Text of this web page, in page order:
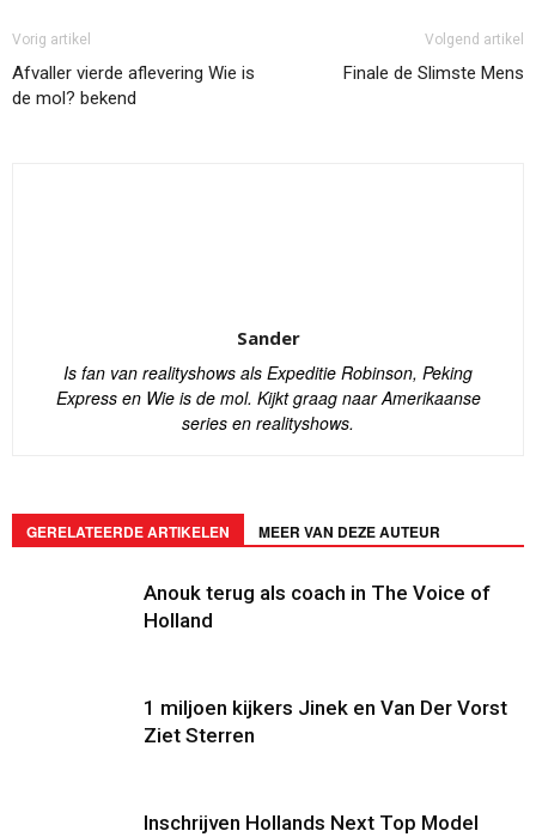
Vorig artikel
Afvaller vierde aflevering Wie is
de mol? bekend
Volgend artikel
Finale de Slimste Mens
Sander
Is fan van realityshows als Expeditie Robinson, Peking
Express en Wie is de mol. Kijkt graag naar Amerikaanse
series en realityshows.
GERELATEERDE ARTIKELEN MEER VAN DEZE AUTEUR
Anouk terug als coach in The Voice of
Holland
1 miljoen kijkers Jinek en Van Der Vorst
Ziet Sterren
Inschrijven Hollands Next Top Model